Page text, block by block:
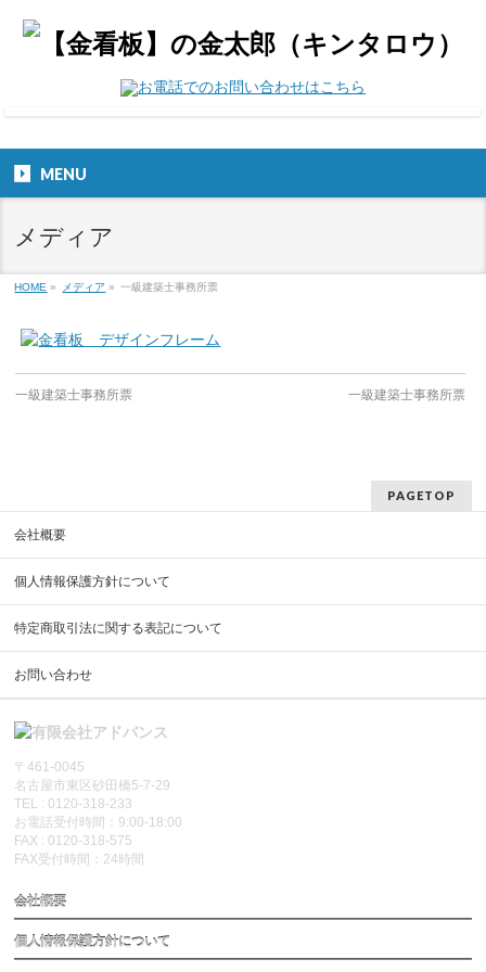
MENU
メディア
HOME » メディア » 一級建築士事務所票
一級建築士事務所票 一級建築士事務所票
PAGETOP
会社概要
個人情報保護方針について
特定商取引法に関する表記について
お問い合わせ
〒461-0045
名古屋市東区砂田橋5-7-29
TEL : 0120-318-233
お電話受付時間：9:00-18:00
FAX : 0120-318-575
FAX受付時間：24時間
会社概要
個人情報保護方針について